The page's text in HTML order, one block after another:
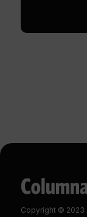
Copyright © 2023